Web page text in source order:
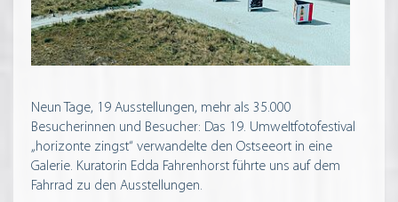
Neun Tage, 19 Ausstellungen, mehr als 35.000
Besucherinnen und Besucher: Das 19. Umweltfotofestival
„horizonte zingst“ verwandelte den Ostseeort in eine
Galerie. Kuratorin Edda Fahrenhorst führte uns auf dem
Fahrrad zu den Ausstellungen.